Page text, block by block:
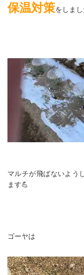
保温対策をしま
マルチが飛ばないよう
ます💪
ゴーヤは